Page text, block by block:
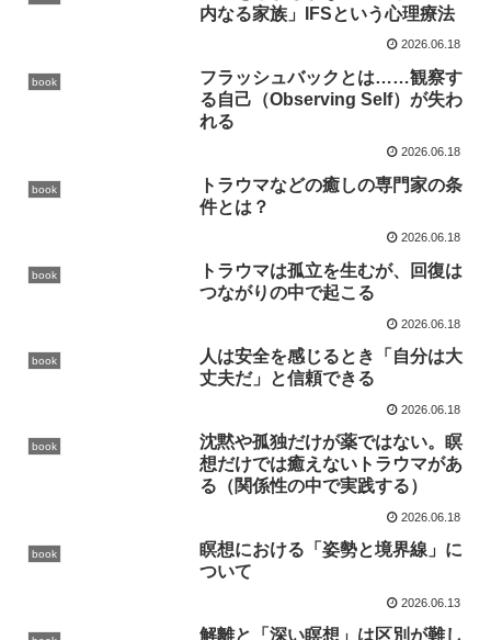
内なる家族」IFSという心理療法
2026.06.18
book
フラッシュバックとは……観察す
る自己（Observing Self）が失わ
れる
2026.06.18
book
トラウマなどの癒しの専門家の条
件とは？
2026.06.18
book
トラウマは孤立を生むが、回復は
つながりの中で起こる
2026.06.18
book
人は安全を感じるとき「自分は大
丈夫だ」と信頼できる
2026.06.18
book
沈黙や孤独だけが薬ではない。瞑
想だけでは癒えないトラウマがあ
る（関係性の中で実践する）
2026.06.18
book
瞑想における「姿勢と境界線」に
ついて
2026.06.13
解離と「深い瞑想」は区別が難し